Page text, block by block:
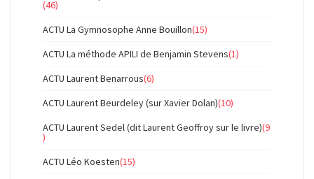
(46)
ACTU La Gymnosophe Anne Bouillon(15)
ACTU La méthode APILI de Benjamin Stevens(1)
ACTU Laurent Benarrous(6)
ACTU Laurent Beurdeley (sur Xavier Dolan)(10)
ACTU Laurent Sedel (dit Laurent Geoffroy sur le livre)(9
)
ACTU Léo Koesten(15)